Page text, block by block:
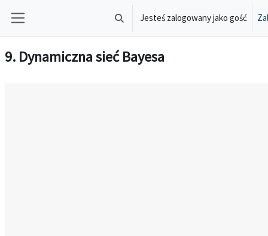
Przełącznik wyszukiwarki
Jesteś zalogowany jako gość
9. Dynamiczna sieć Bayesa